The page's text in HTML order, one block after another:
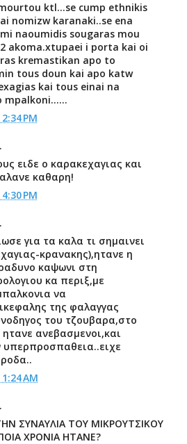
ktl...se cump ethnikis
nomizw karanaki..se ena
naoumidis sougaras mou
akoma.xtupaei i porta kai oi
kremastikan apo to
tous doun kai apo katw
kai tous einai na
mpalkoni......
PM
ειδε ο καρακεχαγιας και
καθαρη!
PM
για τα καλα τι σημαινει
κρανακης),ητανε η
καψωνι στη
κα περιξ,με
να
της φαλαγγας
του τζουβαρα,στο
ανεβασμενοι,και
υπερπροσπαθεια..ειχε
AM
ΣΥΝΑΥΛΙΑ ΤΟΥ ΜΙΚΡΟΥΤΣΙΚΟΥ
ΧΡΟΝΙΑ ΗΤΑΝΕ?